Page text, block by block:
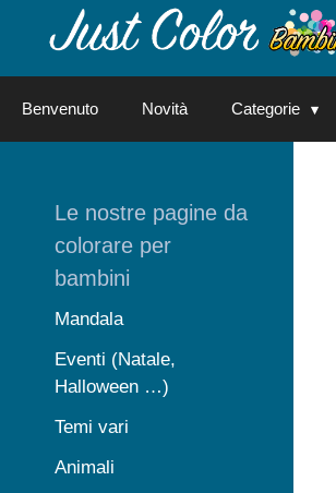
Benvenuto Novità Categorie
Le nostre pagine da
colorare per
bambini
Mandala
Eventi (Natale,
Halloween …)
Temi vari
Animali